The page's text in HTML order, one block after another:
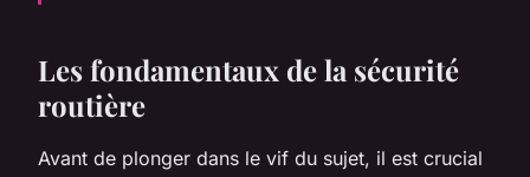
Les fondamentaux de la sécurité
routière
Avant de plonger dans le vif du sujet, il est crucial